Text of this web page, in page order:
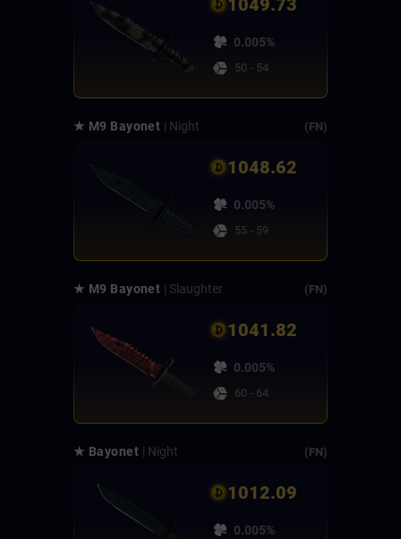
1049.73
0.005%
50 - 54
★ M9 Bayonet | Night (FN)
1048.62
0.005%
55 - 59
★ M9 Bayonet | Slaughter (FN)
1041.82
0.005%
60 - 64
★ Bayonet | Night (FN)
1012.09
0.005%